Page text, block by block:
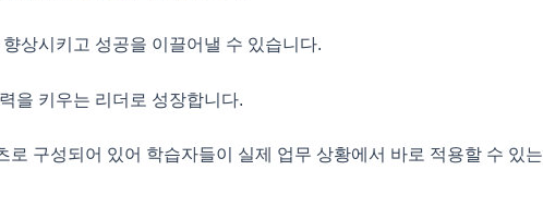
상시키고 성공을 이끌어낼 수 있습니다.
을 키우는 리더로 성장합니다.
로 구성되어 있어 학습자들이 실제 업무 상황에서 바로 적용할 수 있는